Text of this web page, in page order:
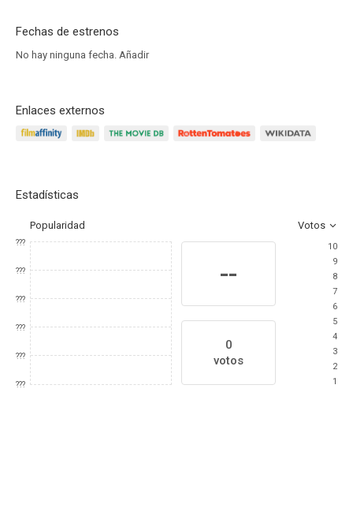
Fechas de estrenos
No hay ninguna fecha. Añadir
Enlaces externos
Estadísticas
Popularidad Votos
???
???
???
???
???
???
--
0
votos
10
9
8
7
6
5
4
3
2
1